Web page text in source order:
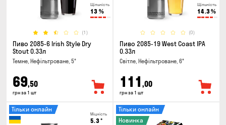
Щільність
13 %
(1)
Пиво 2085-6 Irish Style Dry
Stout 0.33л
Темне, Нефільтроване, 5°
69,50
грн за 1 шт
Щільність
14.3%
(0)
Пиво 2085-19 West Coast IPA
0.33л
Світле, Нефільтроване, 6°
111 ,00
грн за 1 шт
Міцність
5.3°
Тільки онлайн
Тільки онлайн
Новинка